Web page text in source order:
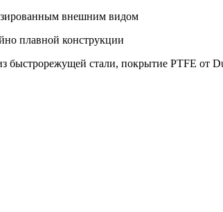
внешним видом
плавной конструкции
быстрорежущей стали, покрытие PTFE от